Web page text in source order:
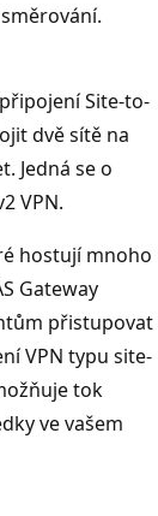
Site-to-
dvě sítě na
Jedná se o
VPN.
hostují mnoho
Gateway
přistupovat
VPN typu site-
tok
ve vašem